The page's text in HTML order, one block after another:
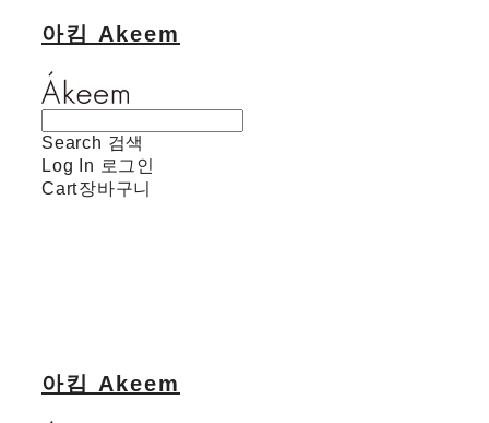
아킴 Akeem
Search 검색
Log In 로그인
Cart장바구니
아킴 Akeem